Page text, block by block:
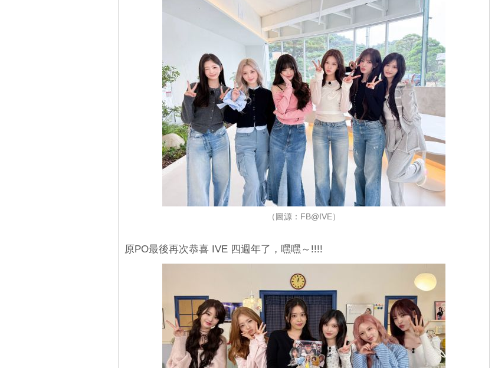
（圖源：FB@IVE）
原PO最後再次恭喜 IVE 四週年了，嘿嘿～!!!!